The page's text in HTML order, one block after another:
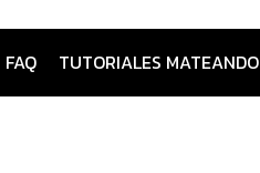
FAQ TUTORIALES MATEANDO